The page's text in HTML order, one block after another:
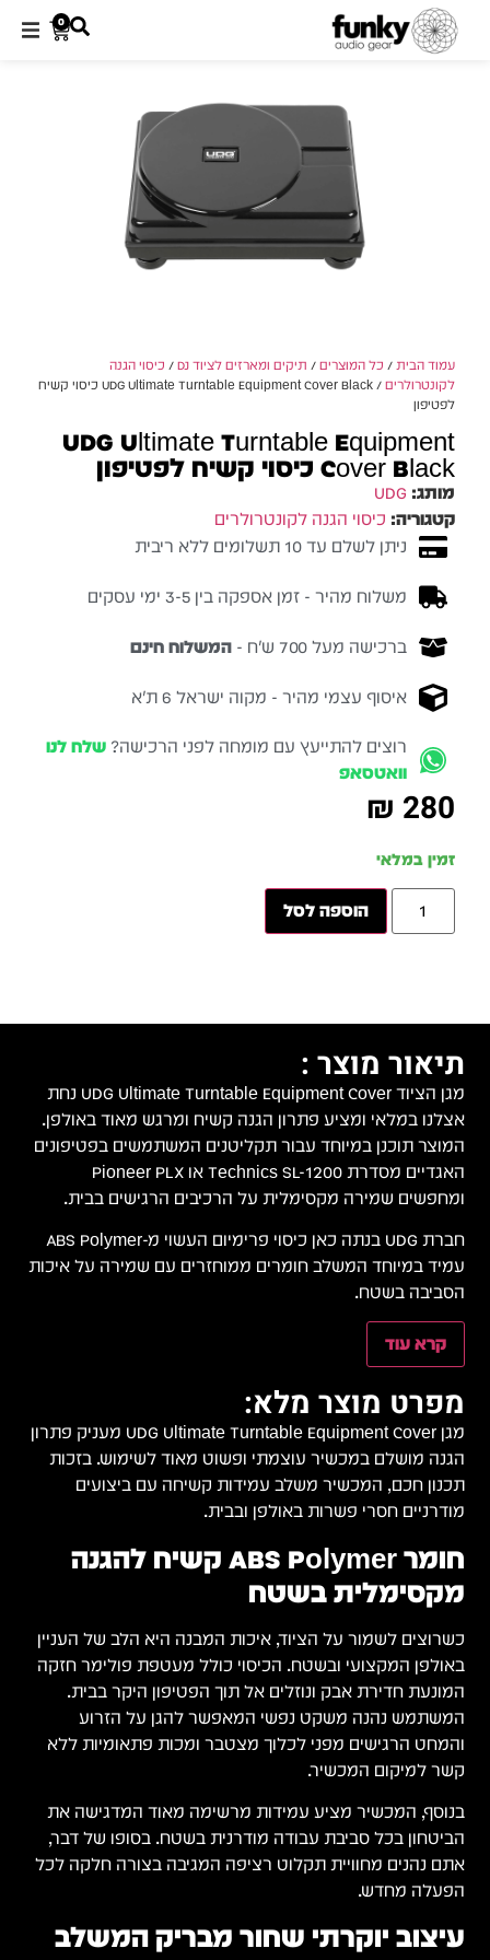
0
עמוד הבית / כל המוצרים / תיקים ומארזים לציוד DJ / כיסוי הגנה
לקונטרולרים
/ UDG Ultimate Turntable Equipment Cover Black כיסוי קשיח
לפטיפון
UDG Ultimate Turntable Equipment
Cover Black כיסוי קשיח לפטיפון
מותג: UDG
קטגוריה: כיסוי הגנה לקונטרולרים
ניתן לשלם עד 10 תשלומים ללא ריבית
משלוח מהיר - זמן אספקה בין 3-5 ימי עסקים
ברכישה מעל 700 ש״ח - המשלוח חינם
איסוף עצמי מהיר - מקוה ישראל 6 ת״א
רוצים להתייעץ עם מומחה לפני הרכישה? שלח לנו
וואטסאפ
₪ 280
זמין במלאי
הוספה לסל
תיאור מוצר :
מגן הציוד UDG Ultimate Turntable Equipment Cover נחת
אצלנו במלאי ומציע פתרון הגנה קשיח ומרגש מאוד באולפן.
המוצר תוכנן במיוחד עבור תקליטנים המשתמשים בפטיפונים
האגדיים מסדרת Technics SL-1200 או Pioneer PLX
ומחפשים שמירה מקסימלית על הרכיבים הרגישים בבית.
חברת UDG בנתה כאן כיסוי פרימיום העשוי מ-ABS Polymer
עמיד במיוחד המשלב חומרים ממוחזרים עם שמירה על איכות
הסביבה בשטח.
קרא עוד
מפרט מוצר מלא:
מגן UDG Ultimate Turntable Equipment Cover מעניק פתרון
הגנה מושלם במכשיר עוצמתי ופשוט מאוד לשימוש. בזכות
תכנון חכם, המכשיר משלב עמידות קשיחה עם ביצועים
מודרניים חסרי פשרות באולפן ובבית.
חומר ABS Polymer קשיח להגנה
מקסימלית בשטח
כשרוצים לשמור על הציוד, איכות המבנה היא הלב של העניין
באולפן המקצועי ובשטח. הכיסוי כולל מעטפת פולימר חזקה
המונעת חדירת אבק ונוזלים אל תוך הפטיפון היקר בבית.
המשתמש נהנה משקט נפשי המאפשר להגן על הזרוע
והמחט הרגישים מפני לכלוך מצטבר ומכות פתאומיות ללא
קשר למיקום המכשיר.
בנוסף, המכשיר מציע עמידות מרשימה מאוד המדגישה את
הביטחון בכל סביבת עבודה מודרנית בשטח. בסופו של דבר,
אתם נהנים מחוויית תקלוט רציפה המגיבה בצורה חלקה לכל
הפעלה מחדש.
עיצוב יוקרתי שחור מבריק המשלב